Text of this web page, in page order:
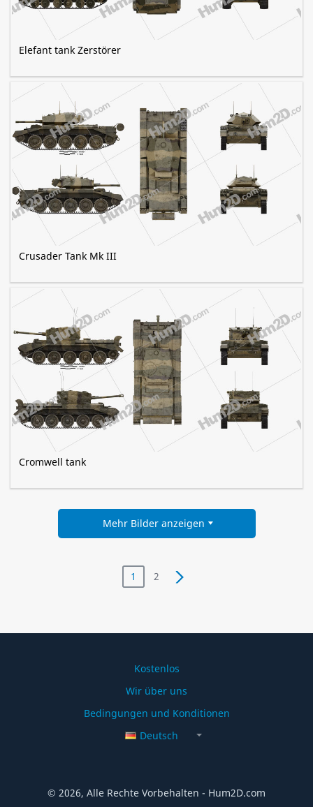
Elefant tank Zerstörer
Crusader Tank Mk III
Cromwell tank
Mehr Bilder anzeigen
1 2
Kostenlos
Wir über uns
Bedingungen und Konditionen
Deutsch
© 2026, Alle Rechte Vorbehalten - Hum2D.com